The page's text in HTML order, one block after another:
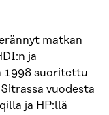
matkan
ja
1998 suoritettu
vuodesta
ja HP:llä